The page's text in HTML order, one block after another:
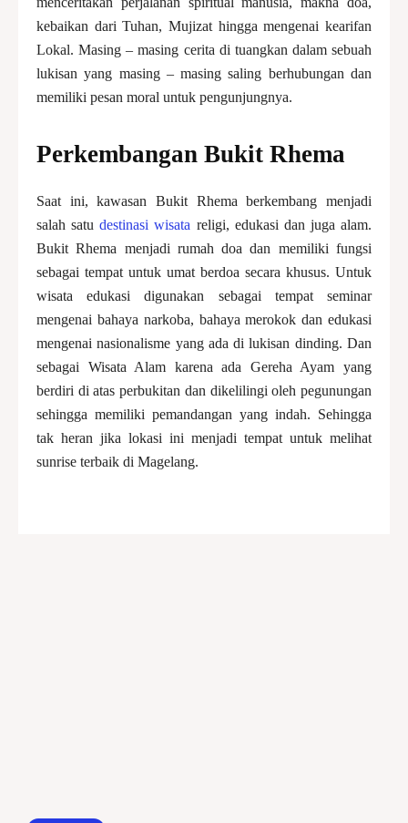
kebaikan dari Tuhan, Mujizat hingga mengenai kearifan
Lokal. Masing – masing cerita di tuangkan dalam sebuah
lukisan yang masing – masing saling berhubungan dan
memiliki pesan moral untuk pengunjungnya.
Perkembangan Bukit Rhema
Saat ini, kawasan Bukit Rhema berkembang menjadi
salah satudestinasi wisata religi, edukasi dan juga alam.
Bukit Rhema menjadi rumah doa dan memiliki fungsi
sebagai tempat untuk umat berdoa secara khusus. Untuk
wisata edukasi digunakan sebagai tempat seminar
mengenai bahaya narkoba, bahaya merokok dan edukasi
mengenai nasionalisme yang ada di lukisan dinding. Dan
sebagai Wisata Alam karena ada Gereha Ayam yang
berdiri di atas perbukitan dan dikelilingi oleh pegunungan
sehingga memiliki pemandangan yang indah. Sehingga
tak heran jika lokasi ini menjadi tempat untuk melihat
sunrise terbaik di Magelang.